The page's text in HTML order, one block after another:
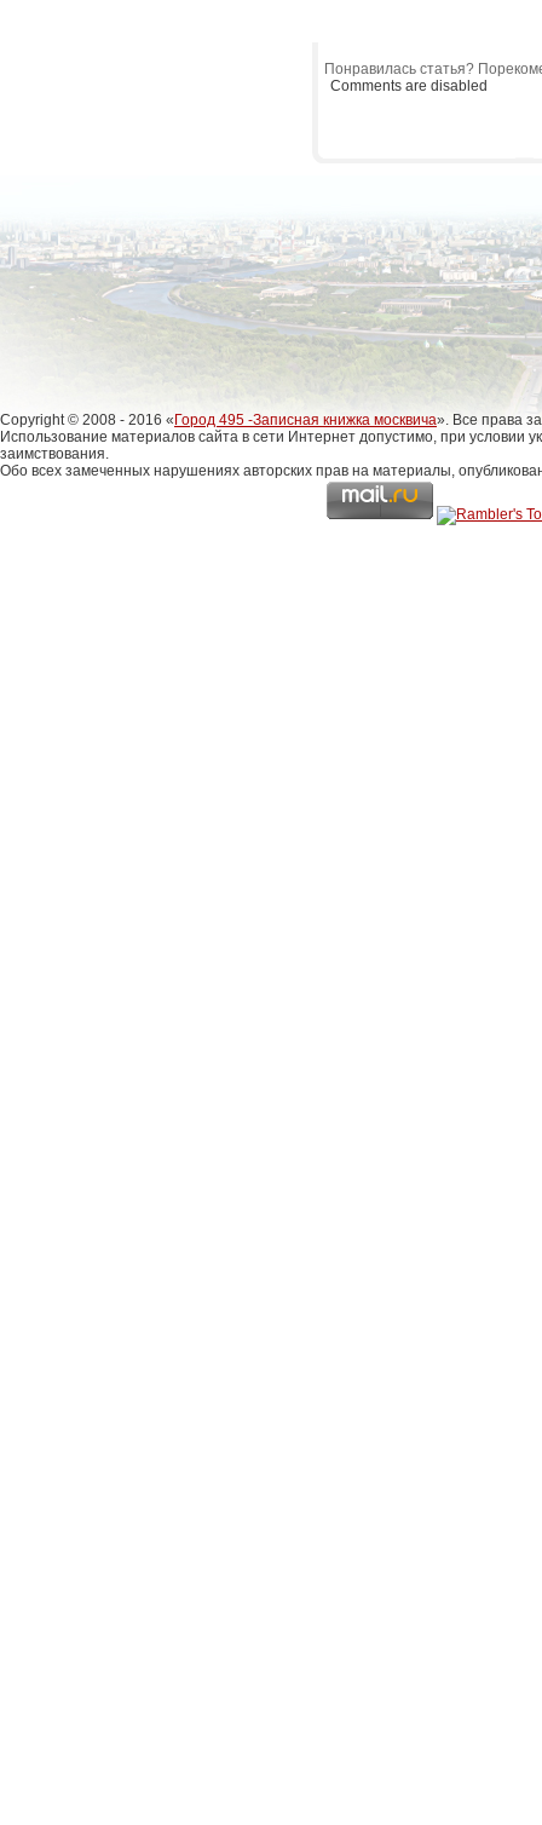
Понравилась статья?
Comments are disabled
Copyright © 2008 - 2016 « Город 495 -Записная книжка москвича». Все права
Использование материалов сайта в сети Интернет допустимо, при условии
заимствования.
Обо всех замеченных нарушениях авторских прав на материалы,